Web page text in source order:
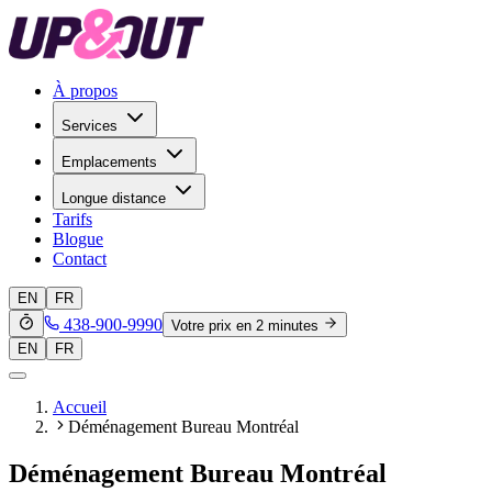
À propos
Services
Emplacements
Longue distance
Tarifs
Blogue
Contact
EN FR
438-900-9990 Votre prix en 2 minutes
EN
FR
Accueil
Déménagement Bureau Montréal
Déménagement Bureau Montréal